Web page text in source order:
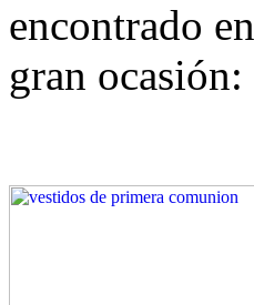
encontrado en
gran ocasión: